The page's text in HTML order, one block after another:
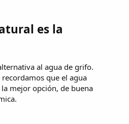
es la
al agua de grifo.
recordamos que el agua
mejor opción, de buena